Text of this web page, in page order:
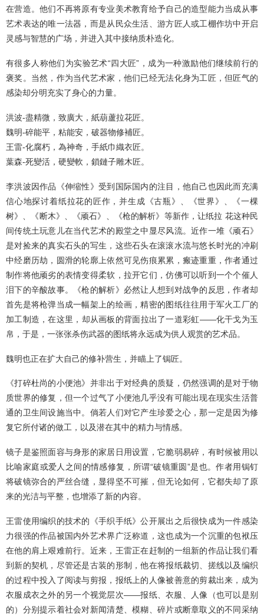
在营造。他们不再将原有专业美术教育给予自己的造型能力当成从事
艺术表达的唯一法器，而是从民众生活、游方匠人或工棚作坊中开启
灵感与智慧的广场，并进入其中接纳质朴造化。
有很多人称他们为实验艺术“四大匠”，成为一种激励他们继续前行的
褒奖。当然，作为当代艺术家，他们已经无法化身为工匠，但匠气的
感染却分明充实了身心的力量。
洪波-盡精微，致廣大，紙葫蘆拉花匠。
魏明-碎能平，粘能安，破器物修補匠。
王雷-化腐朽，為神奇，手紙巾織衣匠。
葉森-死變活，硬變軟，鎖鏈子雕木匠。
李洪波因作品《伸缩性》受到国际国内的注目，他自己也因此而充满
信心地探讨着纸拉花的匠作，并生成《古瓶》、《世界》、《一棵
树》、《断木》、《顽石》、《枪的解析》等新作，让纸拉 花这种民
间传统土玩意儿在当代艺术的殿堂之中显尽风流。近作一堆《顽石》
是对捡来的真实石头的写生，这些石头在滚滚水流与悠长时光的冲刷
中经磨历劫，圆滑的轮廓上依然可见伤痕累累，瘢迹重重，作者通过
制作将他顽劣的表情变得柔软，拉开它们，仿佛可以听到一个个催人
泪下的辛酸故事。《枪的解析》必然让人想到对战争的反思，作者却
首先是将枪弹当成一幅架上的绘画，精密的图纸往往用于军火工厂的
加工制造，在这里，却从画板的背面拉出了一道彩虹——化干戈为玉
帛，于是，一张张杀伤武器的图纸将永远成为供人观赏的艺术品。
魏明也正在扩大自己的修补营生，并瞄上了锔匠。
《打碎杜尚的小便池》并非出于对经典的质疑，仍然强调的是对于物
质世界的修复，但一个过气了小便池几乎没有可能出现在现实生活普
通的卫生间设施当中。倘若人们对它产生珍爱之心，那一定是因为修
复它所付诸的做工，以及潜在其中的精力与情感。
镜子是鉴照面容与身形的家居日用设置，它脆弱易碎，有时候被用以
比喻家庭或爱人之间的情感修复，所谓“破镜重圆”是也。作者用锔钉
将破镜弥合的严丝合缝，显得坚不可摧，但无论如何，它都失却了原
来的光洁与平整，也增添了新的内容。
王雷使用编织的技术的《手织手纸》公开展出之后很快成为一件感染
力很强的作品被国内外艺术界广泛称道，这也成为一个沉重的包袱压
在他的肩上艰难前行。近来，王雷正在赶制的一组新的作品让我们看
到新的契机，尽管还是古装的形制，他在将报纸裁切、搓线以及编织
的过程中投入了阅读与剪报，报纸上的人像被善意的剪裁出来，成为
衣服成衣之外的另一个视觉层次——报纸、衣服、人像（也可以是别
的）分别提示着社会对新闻清楚、模糊、碎片或断章取义的不同采纳